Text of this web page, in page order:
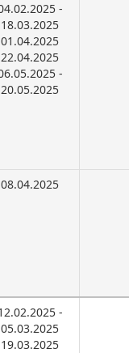
-
18.03.2025
01.04.2025
22.04.2025
-
20.05.2025
08.04.2025
-
05.03.2025
19.03.2025